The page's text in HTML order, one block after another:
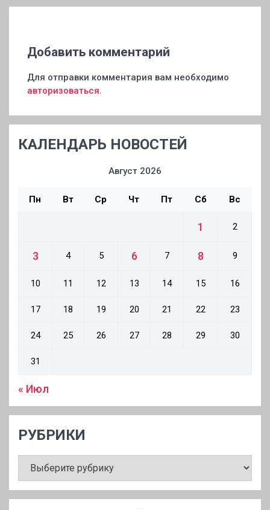
Добавить комментарий
Для отправки комментария вам необходимо
авторизоваться.
КАЛЕНДАРЬ НОВОСТЕЙ
Август 2026
Пн Вт Ср Чт Пт Сб Вс
1 2
3 4 5 6 7 8 9
10 11 12 13 14 15 16
17 18 19 20 21 22 23
24 25 26 27 28 29 30
31
« Июл
РУБРИКИ